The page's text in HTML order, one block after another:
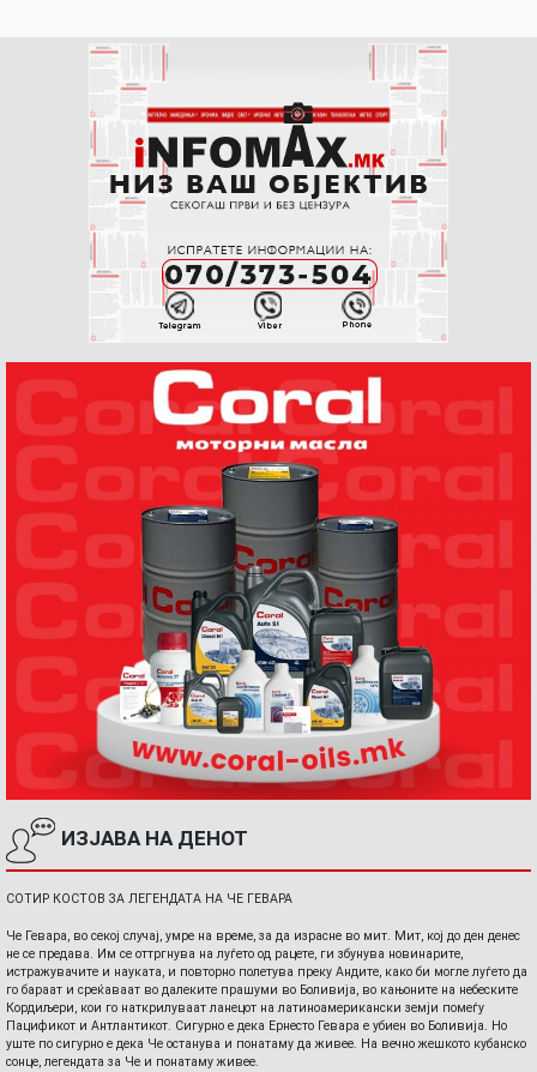
ИЗЈАВА НА ДЕНОТ
СОТИР КОСТОВ ЗА ЛЕГЕНДАТА НА ЧЕ ГЕВАРА
Че Гевара, во секој случај, умре на време, за да израсне во мит. Мит, кој до ден денес
не се предава. Им се оттргнува на луѓето од рацете, ги збунува новинарите,
истражувачите и науката, и повторно полетува преку Андите, како би могле луѓето да
го бараат и среќаваат во далеките прашуми во Боливија, во кањоните на небеските
Кордиљери, кои го наткрилуваат ланецот на латиноамерикански земји помеѓу
Пацификот и Антлантикот. Сигурно е дека Ернесто Гевара е убиен во Боливија. Но
уште по сигурно е дека Че останува и понатаму да живее. На вечно жешкото кубанско
сонце, легендата за Че и понатаму живее.